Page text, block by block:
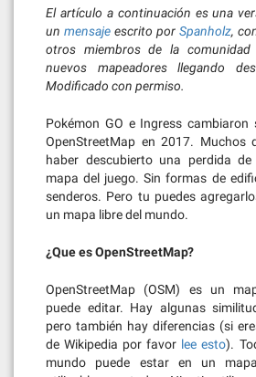
El artículo a continuación es una
un mensaje escrito por Spanholz,
otros miembros de la comunidad
nuevos mapeadores llegando
Modificado con permiso.
Pokémon GO e Ingress
OpenStreetMap en 2017. Muchos
haber descubierto una perdida
mapa del juego. Sin formas de
senderos. Pero tu puedes
un mapa libre del mundo.
¿Que es OpenStreetMap?
OpenStreetMap (OSM) es un
puede editar. Hay algunas
pero también hay diferencias (si
de Wikipedia por favor lee esto).
mundo puede estar en un